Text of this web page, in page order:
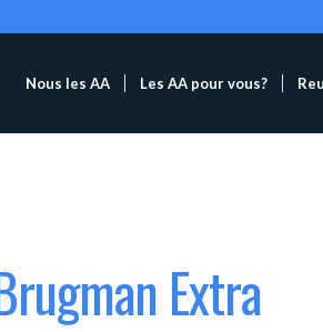
Nous les AA Les AA pour vous?
Extra